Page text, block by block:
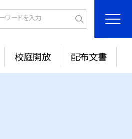
校庭開放 配布文書